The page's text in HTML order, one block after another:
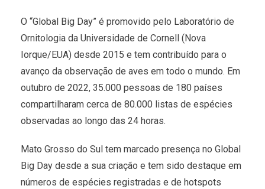
O “Global Big Day” é promovido pelo Laboratório de
Ornitologia da Universidade de Cornell (Nova
Iorque/EUA) desde 2015 e tem contribuído para o
avanço da observação de aves em todo o mundo. Em
outubro de 2022, 35.000 pessoas de 180 países
compartilharam cerca de 80.000 listas de espécies
observadas ao longo das 24 horas.
Mato Grosso do Sul tem marcado presença no Global
Big Day desde a sua criação e tem sido destaque em
números de espécies registradas e de hotspots